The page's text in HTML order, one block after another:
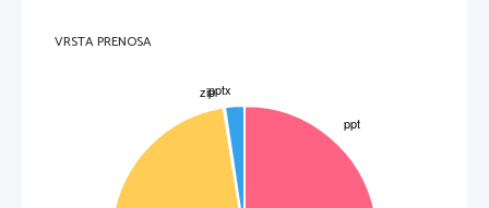
VRSTA PRENOSA